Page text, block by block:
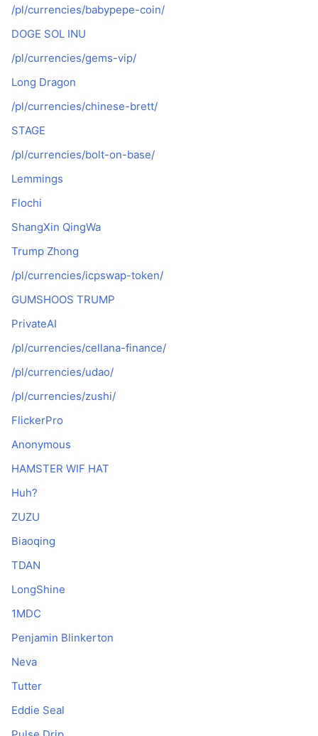
/pl/currencies/babypepe-coin/
DOGE SOL INU
/pl/currencies/gems-vip/
Long Dragon
/pl/currencies/chinese-brett/
STAGE
/pl/currencies/bolt-on-base/
Lemmings
Flochi
ShangXin QingWa
Trump Zhong
/pl/currencies/icpswap-token/
GUMSHOOS TRUMP
PrivateAI
/pl/currencies/cellana-finance/
/pl/currencies/udao/
/pl/currencies/zushi/
FlickerPro
Anonymous
HAMSTER WIF HAT
Huh?
ZUZU
Biaoqing
TDAN
LongShine
1MDC
Penjamin Blinkerton
Neva
Tutter
Eddie Seal